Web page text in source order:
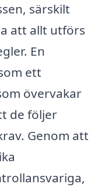
särskilt
att allt utförs
En
ett
övervakar
de följer
Genom att